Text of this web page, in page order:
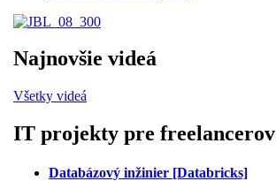
Najnovšie videá
Všetky videá
IT projekty pre freelancerov
Databázový inžinier [Databricks]